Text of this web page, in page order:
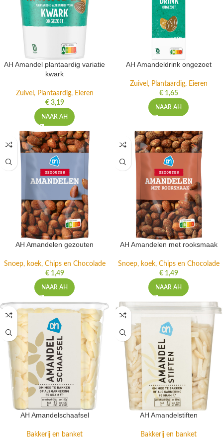
AH Amandel plantaardig variatie
kwark
Zuivel, Plantaardig, Eieren
€3,19
NAAR AH
AH Amandeldrink ongezoet
Zuivel, Plantaardig, Eieren
€1,65
NAAR AH
AH Amandelen gezouten
Snoep, koek, Chips en Chocolade
€1,49
NAAR AH
AH Amandelen met rooksmaak
Snoep, koek, Chips en Chocolade
€1,49
NAAR AH
AH Amandelschaafsel
Bakkerij en banket
AH Amandelstiften
Bakkerij en banket